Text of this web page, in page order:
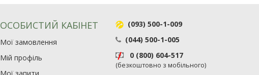
ОСОБИСТИЙ КАБІНЕТ
Мої замовлення
Мій профіль
(093) 500-1-009
(044) 500-1-005
0 (800) 604-517
(безкоштовно з мобільного)